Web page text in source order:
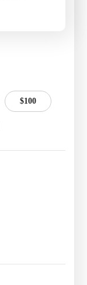
$100